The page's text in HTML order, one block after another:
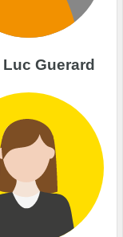
Guerard